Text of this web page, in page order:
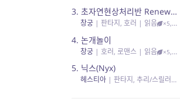
3. 초자연현상처리반 Renewal
창궁 | 판타지, 호러 | 읽음 ×5, 구독
4. 논개놀이
창궁 | 호러, 로맨스 | 읽음 ×5, 공감11, 응원25
5. 닉스(Nyx)
헤스티아 | 판타지, 추리/스릴러|